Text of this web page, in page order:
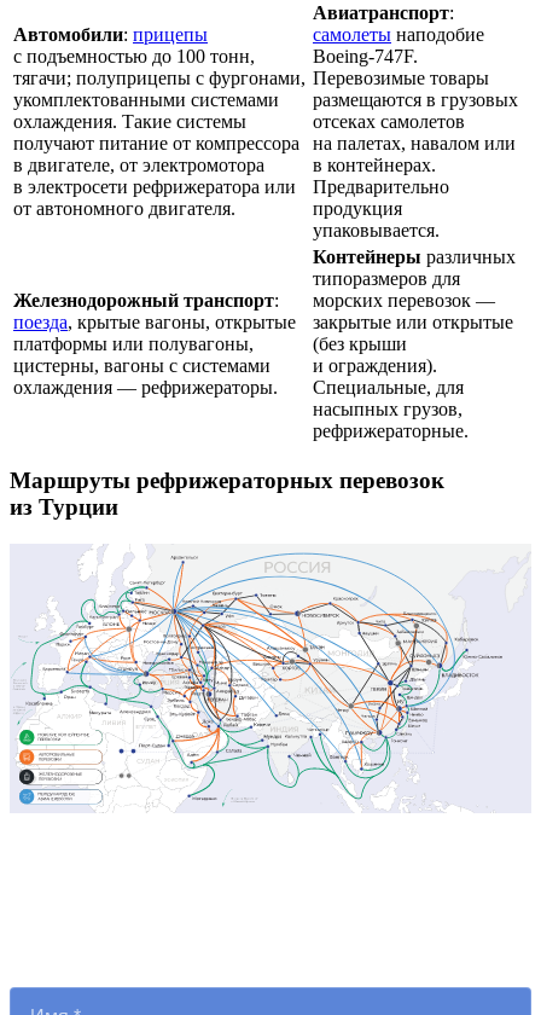
Автомобили: прицепы
с подъемностью до 100 тонн,
тягачи; полуприцепы с фургонами,
укомплектованными системами
охлаждения. Такие системы
получают питание от компрессора
в двигателе, от электромотора
в электросети рефрижератора или
от автономного двигателя.
Авиатранспорт:
самолеты наподобие
Boeing-747F.
Перевозимые товары
размещаются в грузовых
отсеках самолетов
на палетах, навалом или
в контейнерах.
Предварительно
продукция
упаковывается.
Железнодорожный транспорт:
поезда, крытые вагоны, открытые
платформы или полувагоны,
цистерны, вагоны с системами
охлаждения — рефрижераторы.
Контейнеры различных
типоразмеров для
морских перевозок —
закрытые или открытые
(без крыши
и ограждения).
Специальные, для
насыпных грузов,
рефрижераторные.
Маршруты рефрижераторных перевозок
из Турции